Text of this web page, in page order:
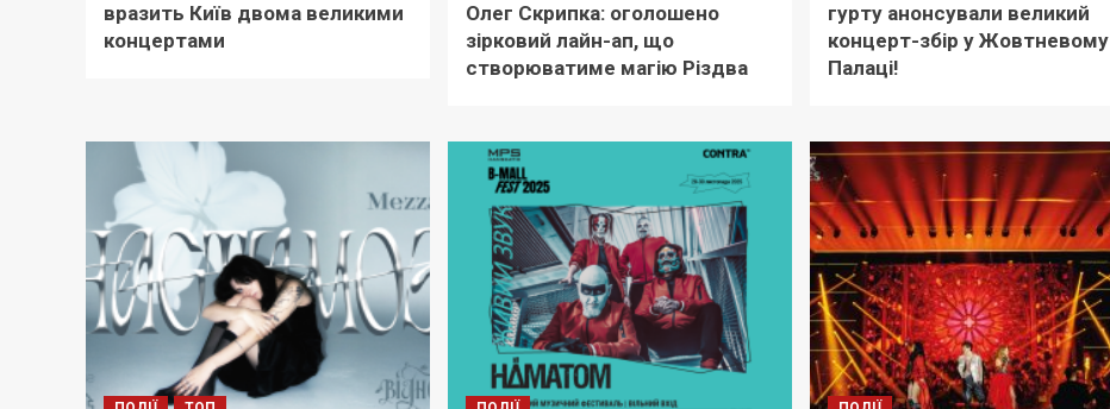
вразить Київ двома великими
концертами
Олег Скрипка: оголошено
зірковий лайн-ап, що
створюватиме магію Різдва
гурту анонсували великий
концерт-збір у Жовтневому
Палаці!